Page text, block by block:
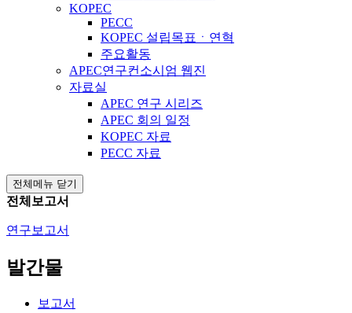
KOPEC
PECC
KOPEC 설립목표ㆍ연혁
주요활동
APEC연구컨소시엄 웹진
자료실
APEC 연구 시리즈
APEC 회의 일정
KOPEC 자료
PECC 자료
전체메뉴 닫기
전체보고서
연구보고서
발간물
보고서